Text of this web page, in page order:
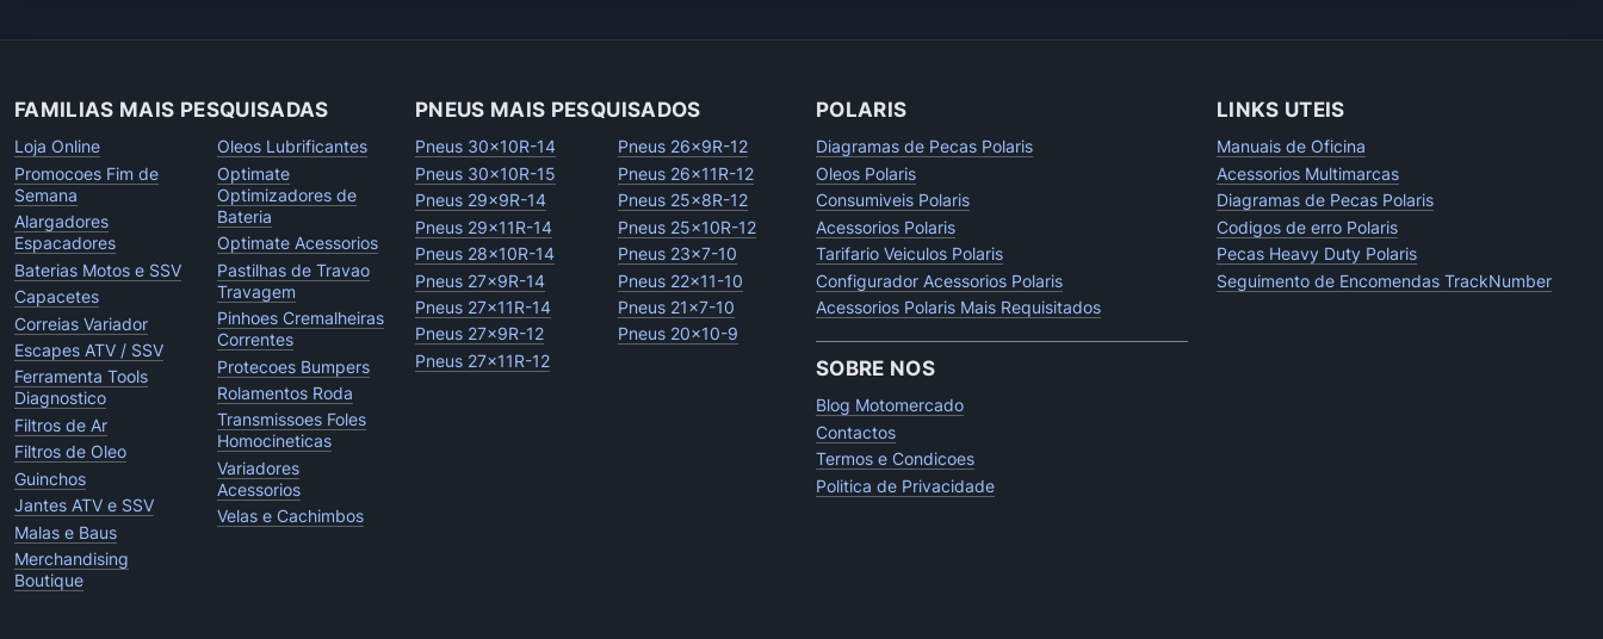
FAMILIAS MAIS PESQUISADAS
Loja Online
Promocoes Fim de
Semana
Alargadores
Espacadores
Baterias Motos e SSV
Capacetes
Correias Variador
Escapes ATV / SSV
Ferramenta Tools
Diagnostico
Filtros de Ar
Filtros de Oleo
Guinchos
Jantes ATV e SSV
Malas e Baus
Merchandising
Boutique
Oleos Lubrificantes
Optimate
Optimizadores de
Bateria
Optimate Acessorios
Pastilhas de Travao
Travagem
Pinhoes Cremalheiras
Correntes
Protecoes Bumpers
Rolamentos Roda
Transmissoes Foles
Homocineticas
Variadores
Acessorios
Velas e Cachimbos
PNEUS MAIS PESQUISADOS
Pneus 30x10R-14
Pneus 30x10R-15
Pneus 29x9R-14
Pneus 29x11R-14
Pneus 28x10R-14
Pneus 27x9R-14
Pneus 27x11R-14
Pneus 27x9R-12
Pneus 27x11R-12
Pneus 26x9R-12
Pneus 26x11R-12
Pneus 25x8R-12
Pneus 25x10R-12
Pneus 23x7-10
Pneus 22x11-10
Pneus 21x7-10
Pneus 20x10-9
POLARIS
Diagramas de Pecas Polaris
Oleos Polaris
Consumiveis Polaris
Acessorios Polaris
Tarifario Veiculos Polaris
Configurador Acessorios Polaris
Acessorios Polaris Mais Requisitados
SOBRE NOS
Blog Motomercado
Contactos
Termos e Condicoes
Politica de Privacidade
LINKS UTEIS
Manuais de Oficina
Acessorios Multimarcas
Diagramas de Pecas Polaris
Codigos de erro Polaris
Pecas Heavy Duty Polaris
Seguimento de Encomendas TrackNumber